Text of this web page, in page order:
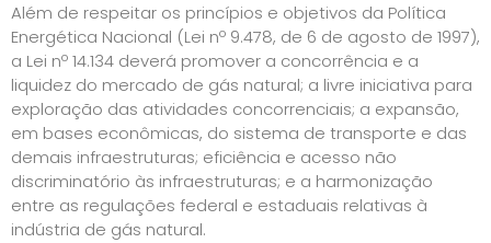
Além de respeitar os princípios e objetivos da Política
Energética Nacional (Lei nº 9.478, de 6 de agosto de 1997),
a Lei nº 14.134 deverá promover a concorrência e a
liquidez do mercado de gás natural; a livre iniciativa para
exploração das atividades concorrenciais; a expansão,
em bases econômicas, do sistema de transporte e das
demais infraestruturas; eficiência e acesso não
discriminatório às infraestruturas; e a harmonização
entre as regulações federal e estaduais relativas à
indústria de gás natural.